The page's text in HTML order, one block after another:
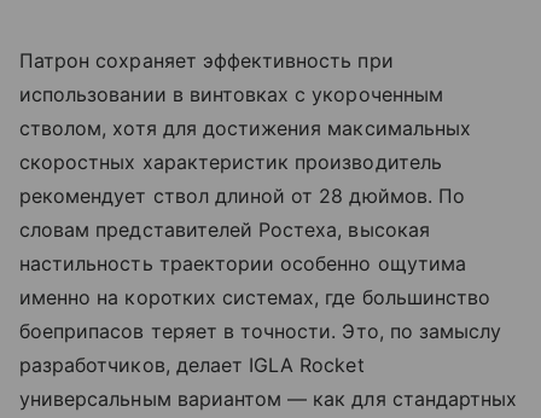
Патрон сохраняет эффективность при
использовании в винтовках с укороченным
стволом, хотя для достижения максимальных
скоростных характеристик производитель
рекомендует ствол длиной от 28 дюймов. По
словам представителей Ростеха, высокая
настильность траектории особенно ощутима
именно на коротких системах, где большинство
боеприпасов теряет в точности. Это, по замыслу
разработчиков, делает IGLA Rocket
универсальным вариантом — как для стандартных